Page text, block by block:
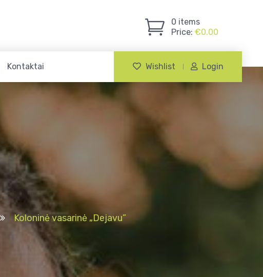
0 items
Price: €0.00
Kontaktai Wishlist Login
Koloninė vasarinė „Dejavu”